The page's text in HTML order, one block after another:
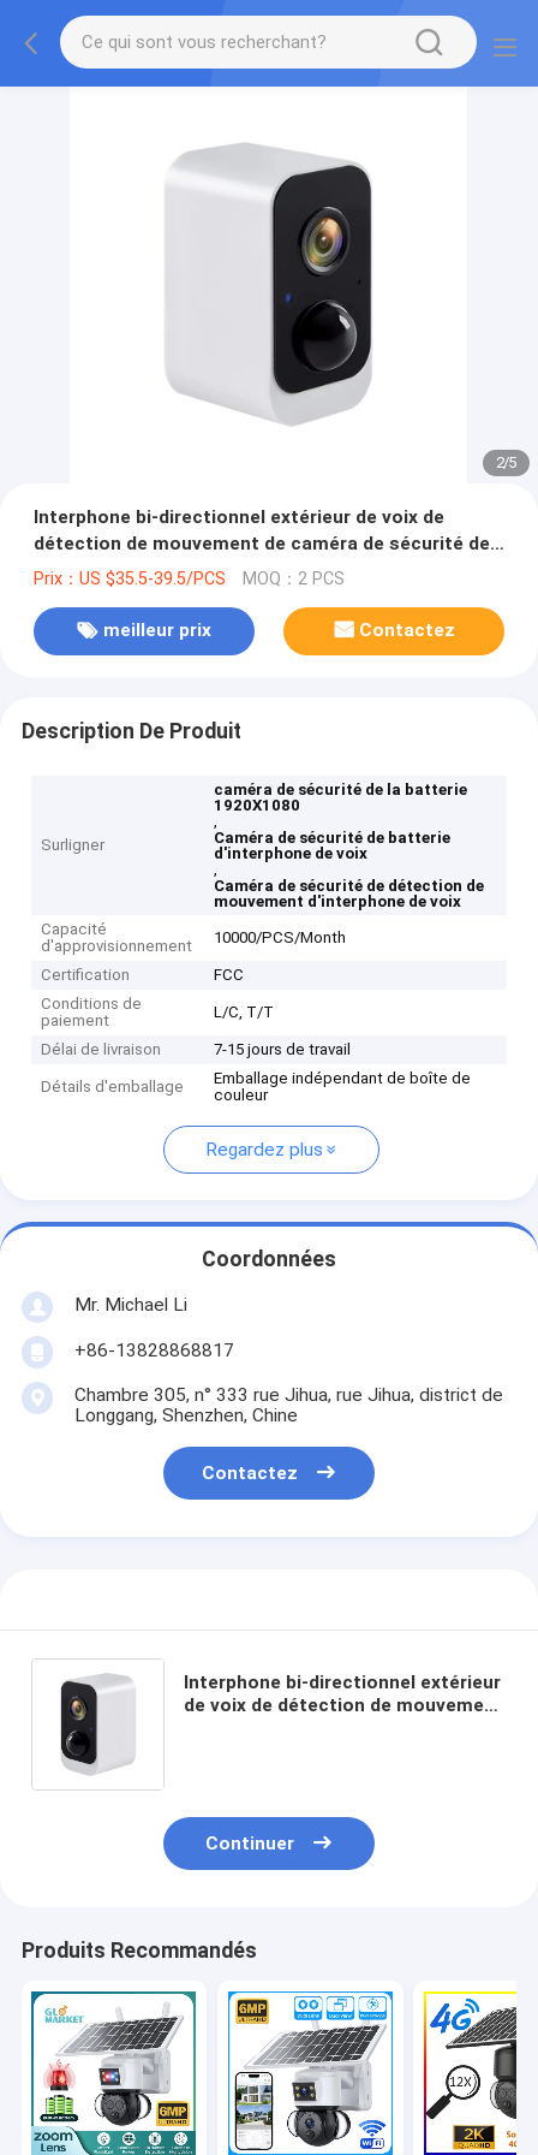
2/5
Interphone bi-directionnel extérieur de voix de
détection de mouvement de caméra de sécurité de
batterie de panneau solaire de Wifi
Prix：US $35.5-39.5/PCS MOQ：2 PCS
meilleur prix Contactez
Description De Produit
Surligner
caméra de sécurité de la batterie
1920X1080
,
Caméra de sécurité de batterie
d'interphone de voix
,
Caméra de sécurité de détection de
mouvement d'interphone de voix
Capacité
d'approvisionnement
10000/PCS/Month
Certification
FCC
Conditions de
paiement
L/C, T/T
Délai de livraison 7-15 jours de travail
Détails d'emballage
Emballage indépendant de boîte de
couleur
Regardez plus
Coordonnées
Mr. Michael Li
+86-13828868817
Chambre 305, n° 333 rue Jihua, rue Jihua, district de
Longgang, Shenzhen, Chine
Contactez
Interphone bi-directionnel extérieur
de voix de détection de mouvement
Continuer
Produits Recommandés